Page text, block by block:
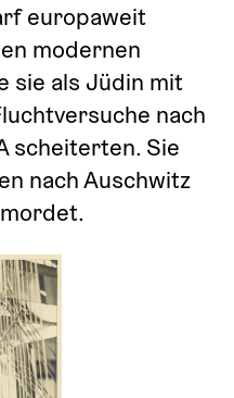
europaweit
modernen
sie als Jüdin mit
nach
scheiterten. Sie
nach Auschwitz